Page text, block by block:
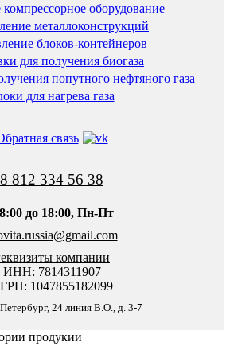
оборудование
металлоконструкций
блоков-контейнеров
для получения биогаза
попутного нефтяного газа
для нагрева газа
связь
8 812 334 56 38
до 18:00, Пн-Пт
компании
ИНН: 7814311907
1047855182099
24 линия В.О., д. 3-7
продукии